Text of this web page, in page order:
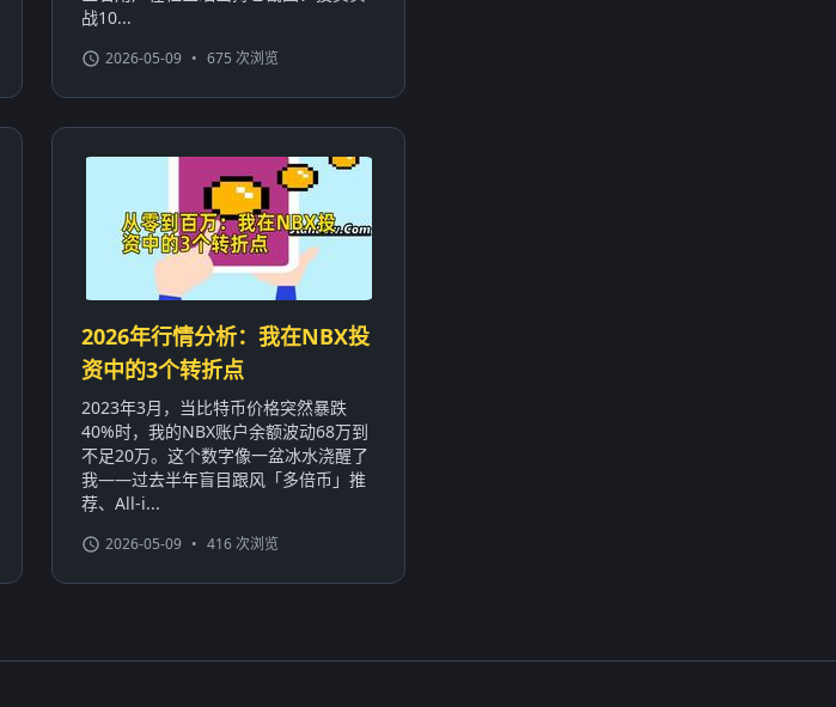
战10...
2026-05-09 • 675 次浏览
2026年行情分析：我在NBX投
资中的3个转折点
2023年3月，当比特币价格突然暴跌
40%时，我的NBX账户余额波动68万到
不足20万。这个数字像一盆冰水浇醒了
我——过去半年盲目跟风「多倍币」推
荐、All-i...
2026-05-09 • 416 次浏览